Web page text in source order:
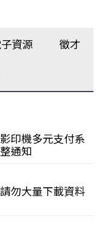
資源 徵才
印機多元支付系
通知
勿大量下載資料